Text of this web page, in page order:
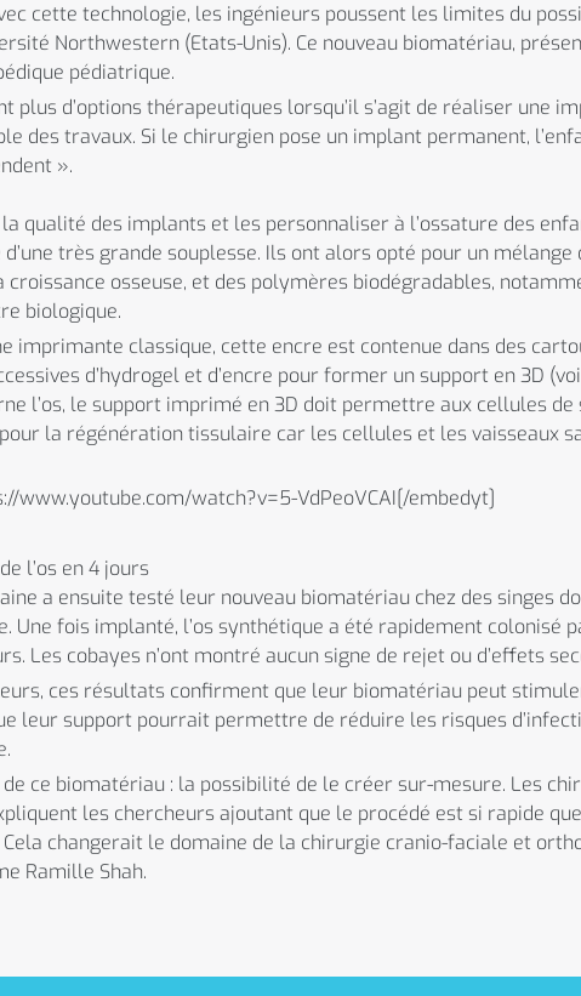
cette technologie, les ingénieurs poussent les limites du
Northwestern (Etats-Unis). Ce nouveau biomatériau,
pédiatrique.
plus d’options thérapeutiques lorsqu’il s’agit de réaliser une
des travaux. Si le chirurgien pose un implant permanent,
».
qualité des implants et les personnaliser à l’ossature des
très grande souplesse. Ils ont alors opté pour un
osseuse, et des polymères biodégradables,
biologique.
imprimante classique, cette encre est contenue dans des
d’hydrogel et d’encre pour former un support en 3D
l’os, le support imprimé en 3D doit permettre aux cellules
la régénération tissulaire car les cellules et les vaisseaux
www.youtube.com/watch?v=5-VdPeoVCAI[/embedyt]
l’os en 4 jours
a ensuite testé leur nouveau biomatériau chez des singes
Une fois implanté, l’os synthétique a été rapidement colonisé
Les cobayes n’ont montré aucun signe de rejet ou d’effets
ces résultats confirment que leur biomatériau peut
leur support pourrait permettre de réduire les risques
ce biomatériau : la possibilité de le créer sur-mesure. Les
les chercheurs ajoutant que le procédé est si rapide
Cela changerait le domaine de la chirurgie cranio-faciale et
Ramille Shah.